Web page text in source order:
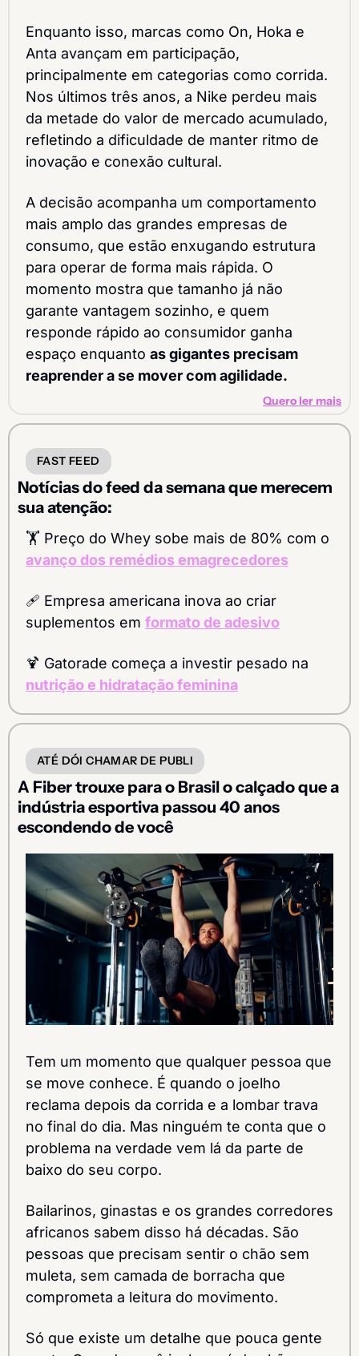
Enquanto isso, marcas como On, Hoka e
Anta avançam em participação,
principalmente em categorias como corrida.
Nos últimos três anos, a Nike perdeu mais
da metade do valor de mercado acumulado,
refletindo a dificuldade de manter ritmo de
inovação e conexão cultural.
A decisão acompanha um comportamento
mais amplo das grandes empresas de
consumo, que estão enxugando estrutura
para operar de forma mais rápida. O
momento mostra que tamanho já não
garante vantagem sozinho, e quem
responde rápido ao consumidor ganha
espaço enquanto as gigantes precisam
reaprender a se mover com agilidade.
Quero ler mais
FAST FEED
Notícias do feed da semana que merecem
sua atenção:
avanço dos remédios emagrecedores
🩹 Empresa americana inova ao criar
suplementos em formato de adesivo
🍹
nutrição e hidratação feminina
ATÉ DÓI CHAMAR DE PUBLI
A Fiber trouxe para o Brasil o calçado que a
indústria esportiva passou 40 anos
escondendo de você
Tem um momento que qualquer pessoa que
se move conhece. É quando o joelho
reclama depois da corrida e a lombar trava
no final do dia. Mas ninguém te conta que o
problema na verdade vem lá da parte de
baixo do seu corpo.
Bailarinos, ginastas e os grandes corredores
africanos sabem disso há décadas. São
pessoas que precisam sentir o chão sem
muleta, sem camada de borracha que
comprometa a leitura do movimento.
Só que existe um detalhe que pouca gente